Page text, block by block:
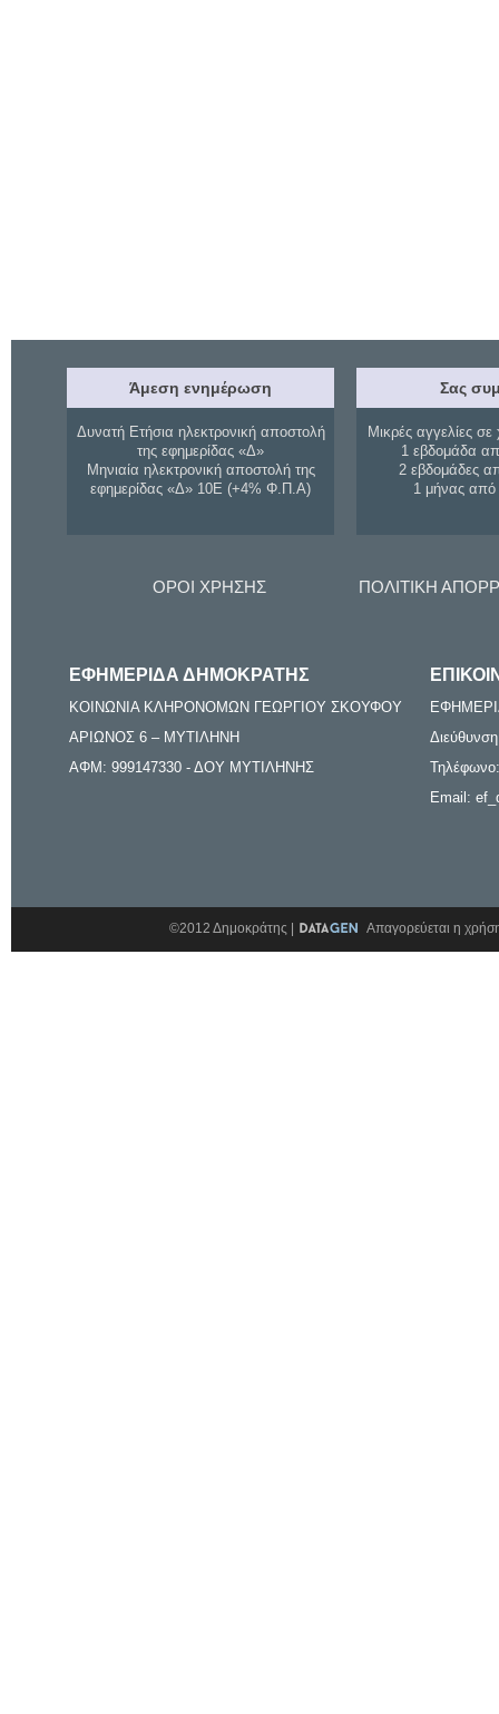
Άμεση ενημέρωση
Δυνατή Ετήσια ηλεκτρονική αποστολή
της εφημερίδας «Δ»
Μηνιαία ηλεκτρονική αποστολή της
εφημερίδας «Δ» 10Ε (+4% Φ.Π.Α)
Σας
Μικρές αγγελίες σε
1 εβδομάδα
2 εβδομάδες
1 μήνας
ΟΡΟΙ ΧΡΗΣΗΣ ΠΟΛΙΤΙΚΗ
ΕΦΗΜΕΡΙΔΑ ΔΗΜΟΚΡΑΤΗΣ
ΚΟΙΝΩΝΙΑ ΚΛΗΡΟΝΟΜΩΝ ΓΕΩΡΓΙΟΥ ΣΚΟΥΦΟΥ
ΑΡΙΩΝΟΣ 6 – ΜΥΤΙΛΗΝΗ
ΑΦΜ: 999147330 - ΔΟΥ ΜΥΤΙΛΗΝΗΣ
Email:
©2012 Δημοκράτης | Απαγορεύεται η